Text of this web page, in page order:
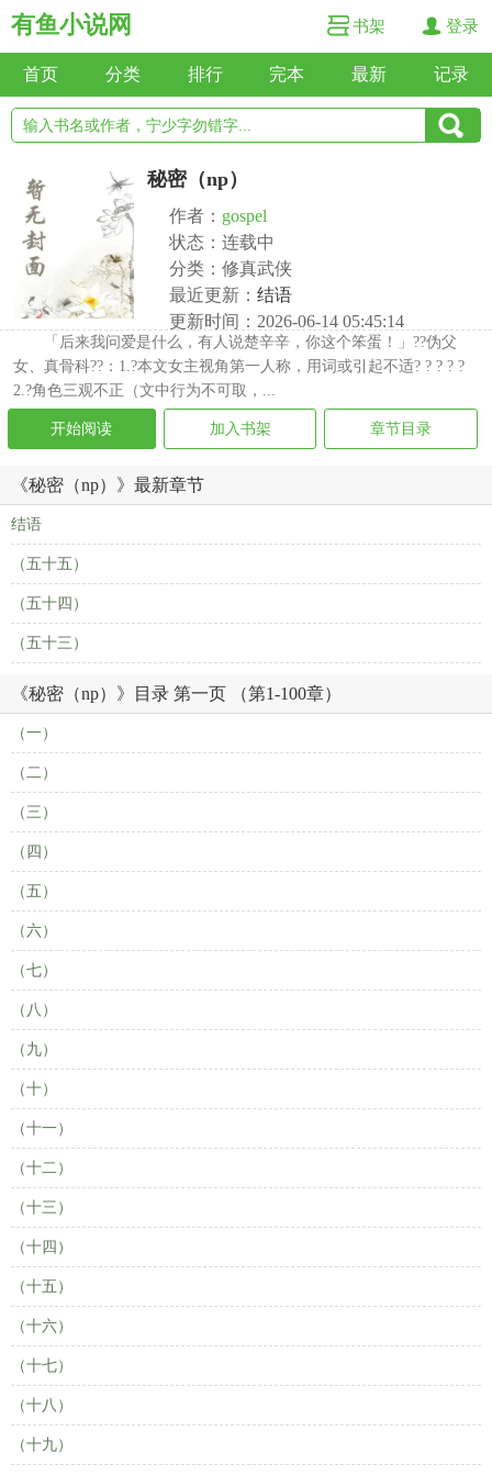
有鱼小说网 书架 登录
首页 分类 排行 完本 最新 记录
秘密（np）
作者： gospel
状态：连载中
分类：修真武侠
最近更新： 结语
更新时间：2026-06-14 05:45:14
「后来我问爱是什么，有人说楚辛辛，你这个笨蛋！」??伪父
女、真骨科??：1.?本文女主视角第一人称，用词或引起不适? ? ? ? ?
2.?角色三观不正（文中行为不可取，...
开始阅读 加入书架 章节目录
《秘密（np）》最新章节
结语
（五十五）
（五十四）
（五十三）
《秘密（np）》目录 第一页 （第1-100章）
（一）
（二）
（三）
（四）
（五）
（六）
（七）
（八）
（九）
（十）
（十一）
（十二）
（十三）
（十四）
（十五）
（十六）
（十七）
（十八）
（十九）